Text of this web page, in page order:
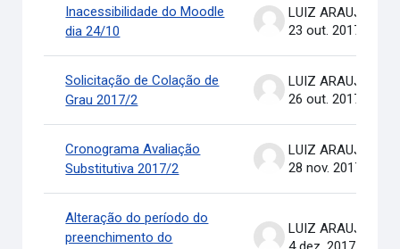
Inacessibilidade do Moodle
dia 24/10
LUIZ ARAUJO .
23 out. 2017
Solicitação de Colação de
Grau 2017/2
LUIZ ARAUJO .
26 out. 2017
Cronograma Avaliação
Substitutiva 2017/2
LUIZ ARAUJO .
28 nov. 2017
Alteração do período do
preenchimento do
LUIZ ARAUJO .